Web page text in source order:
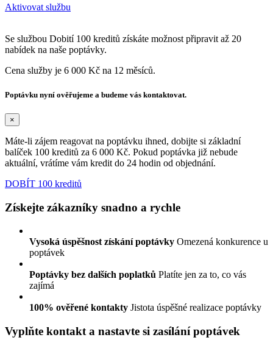
Aktivovat službu
Se službou Dobití 100 kreditů získáte možnost připravit až 20
nabídek na naše poptávky.
Cena služby je 6 000 Kč na 12 měsíců.
Poptávku nyní ověřujeme a budeme vás kontaktovat.
×
Máte-li zájem reagovat na poptávku ihned, dobijte si základní
balíček 100 kreditů za 6 000 Kč. Pokud poptávka již nebude
aktuální, vrátíme vám kredit do 24 hodin od objednání.
DOBÍT 100 kreditů
Získejte zákazníky snadno a rychle
Vysoká úspěšnost získání poptávky Omezená konkurence u
poptávek
Poptávky bez dalších poplatků Platíte jen za to, co vás
zajímá
100% ověřené kontakty Jistota úspěšné realizace poptávky
Vyplňte kontakt a nastavte si zasílání poptávek